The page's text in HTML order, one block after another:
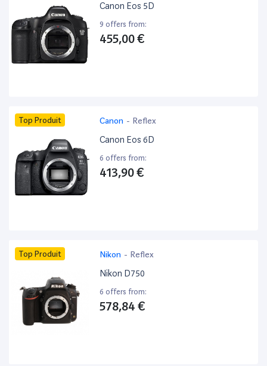
Canon Eos 5D
9 offers from:
455,00 €
Top Produit Canon - Reflex
Canon Eos 6D
6 offers from:
413,90 €
Top Produit Nikon - Reflex
Nikon D750
6 offers from:
578,84 €